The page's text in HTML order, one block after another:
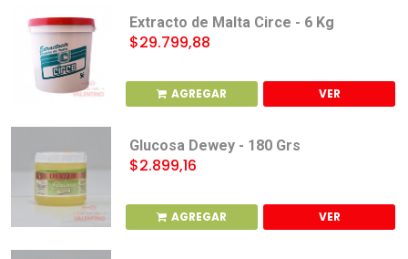
Extracto de Malta Circe - 6 Kg
$29.799,88
AGREGAR VER
Glucosa Dewey - 180 Grs
$2.899,16
AGREGAR VER